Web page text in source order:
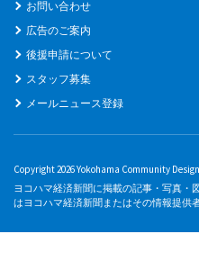
お問い合わせ
広告のご案内
後援申請について
スタッフ募集
メールニュース登録
Copyright 2026 Yokohama Community
ヨコハマ経済新聞に掲載の記事・写真・
はヨコハマ経済新聞またはその情報提供